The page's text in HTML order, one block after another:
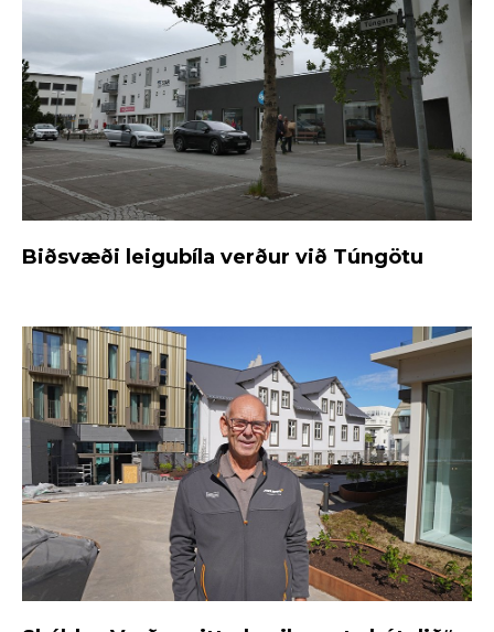
Biðsvæði leigubíla verður við Túngötu